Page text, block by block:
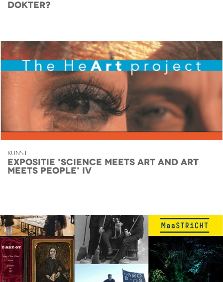
dokter?
KUNST
Expositie 'Science meets Art and Art
meets People' IV